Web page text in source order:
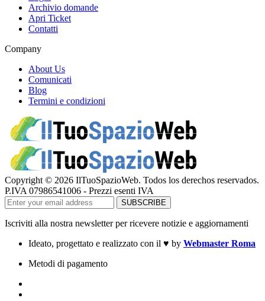
Archivio domande
Apri Ticket
Contatti
Company
About Us
Comunicati
Blog
Termini e condizioni
Copyright © 2026 IlTuoSpazioWeb. Todos los derechos reservados.
P.IVA 07986541006 - Prezzi esenti IVA
Iscriviti alla nostra newsletter per ricevere notizie e aggiornamenti
Ideato, progettato e realizzato con il ♥ by Webmaster Roma
Metodi di pagamento